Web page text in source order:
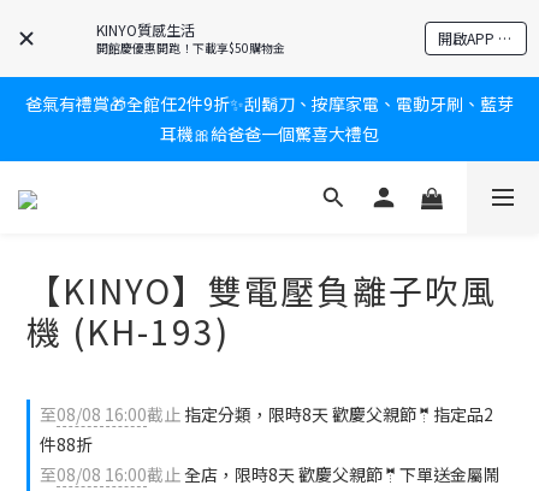
KINYO質感生活
開館慶優惠開跑！下載享$50購物金 開啟APP 享隱藏優惠
新會員送$100購物金✨再享消費回饋無極限
新會員送$100購物金✨再享消費回饋無極限
爸氣有禮賞🎁全館任2件9折✨刮鬍刀、按摩家電、電動牙刷、藍芽
耳機🎀給爸爸一個驚喜大禮包
炎熱夏日救星☀️秒凍扇登場💙半導體製冷 x 微米級冰霧，一秒開
新會員送$100購物金✨再享消費回饋無極限
【KINYO】雙電壓負離子吹風
機 (KH-193)
至08/08 16:00截止 指定分類，限時8天 歡慶父親節🤵指定品2
件88折
至08/08 16:00截止全店，限時8天 歡慶父親節🤵下單送金屬鬧